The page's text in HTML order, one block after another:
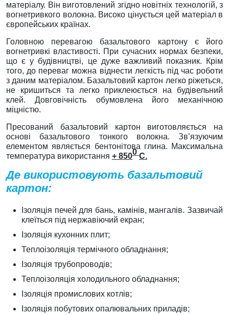
матеріалу. Він виготовлений згідно новітніх технологій, з
вогнетривкого волокна. Високо цінується цей матеріал в
європейських країнах.
Головною перевагою базальтового картону є його
вогнетривкі властивості. При сучасних нормах безпеки,
що є у будівництві, це дуже важливий показник. Крім
того, до переваг можна віднести легкість під час роботи
з даним матеріалом. Базальтовий картон легко ріжеться,
не кришиться та легко приклеюється на будівельний
клей. Довговічність обумовлена його механічною
міцністю.
Пресований базальтовий картон виготовляється на
основі базальтового тонкого волокна. Зв’язуючим
елементом являється бентонітова глина. Максимальна
температура використання + 8500C.
Де використовують базальтовий
картон:
Ізоляція печей для бань, камінів, мангалів. Зазвичай
клеїться під нержавіючий екран;
Ізоляція кухонних плит;
Теплоізоляція термічного обладнання;
Ізоляція трубопроводів;
Теплоізоляція холодильного обладнання;
Ізоляція промислових котлів;
Ізоляція побутових опалювальних приладів;